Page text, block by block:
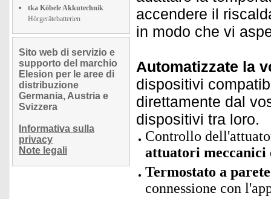
tka Köbele Akkutechnik
Hörgerätebatterien
Sito web di servizio e
supporto del marchio
Elesion per le aree di
distribuzione
Germania, Austria e
Svizzera
Informativa sulla
privacy
Note legali
accendere il
in modo che vi
Automatizzate la
dispositivi
direttamente dal
dispositivi tra loro.
Controllo
attuatori
Termostato a
connessione con